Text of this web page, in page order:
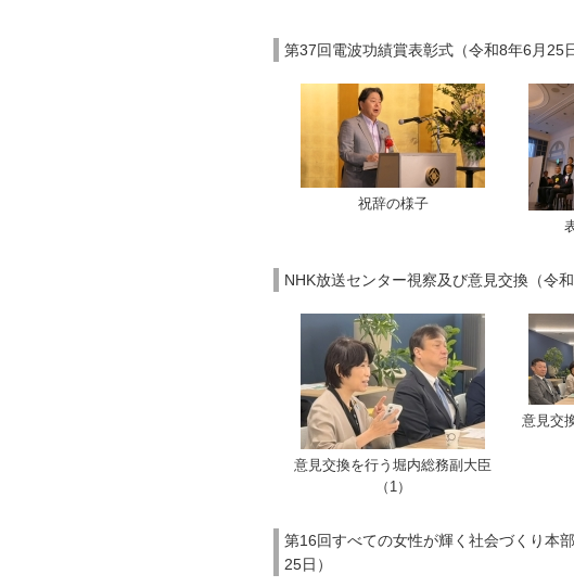
第37回電波功績賞表彰式（令和8年6月25日
祝辞の様子
NHK放送センター視察及び意見交換（令和
意見交換を行う堀内総務副大臣
（1）
意見交
第16回すべての女性が輝く社会づくり本
25日）